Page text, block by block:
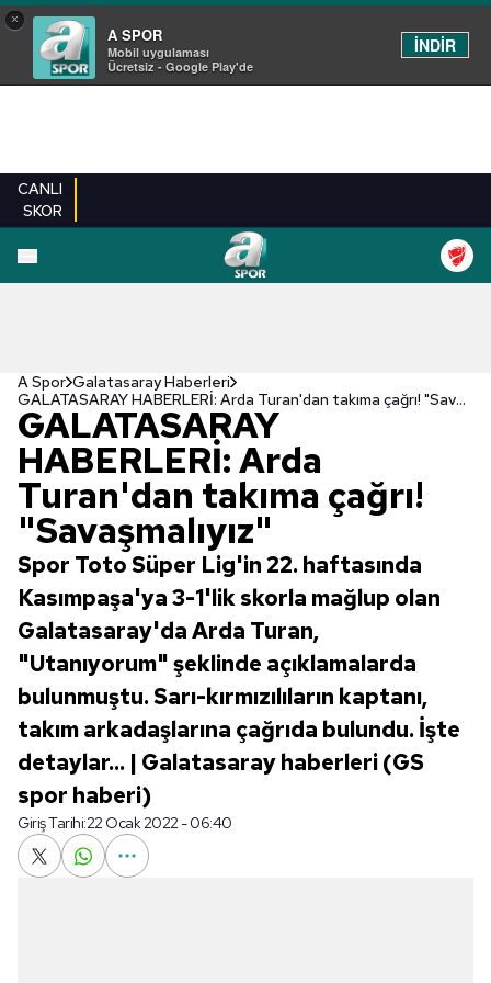
×
A SPOR
Mobil uygulaması
Ücretsiz - Google Play'de
İNDİR
CANLI
SKOR
A Spor Galatasaray Haberleri
GALATASARAY HABERLERİ: Arda Turan'dan takıma çağrı! "Savaşmalıyız"
GALATASARAY
HABERLERİ: Arda
Turan'dan takıma çağrı!
"Savaşmalıyız"
Spor Toto Süper Lig'in 22. haftasında
Kasımpaşa'ya 3-1'lik skorla mağlup olan
Galatasaray'da Arda Turan,
"Utanıyorum" şeklinde açıklamalarda
bulunmuştu. Sarı-kırmızılıların kaptanı,
takım arkadaşlarına çağrıda bulundu. İşte
detaylar... | Galatasaray haberleri (GS
spor haberi)
Giriş Tarihi:22 Ocak 2022 - 06:40